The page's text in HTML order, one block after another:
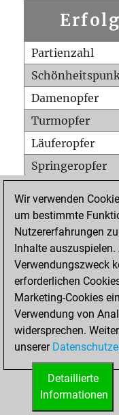
Partienzahl
Damenopfer
Turmopfer
Läuferopfer
Springeropfer
Matt auf
Bauer setzt
Erstickte Matts
Türme auf der
STARTSEITE
Wir verwenden
um bestimmte
Nutzererfahrungen
Inhalte
Verwendungszweck
erforderlichen
Marketing-Cookies
Verwendung von
widersprechen.
unserer
Detaillierte
Informationen